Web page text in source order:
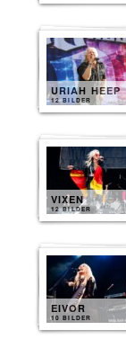
URIAH HEEP
12 BILDER
VIXEN
12 BILDER
EIVOR
10 BILDER